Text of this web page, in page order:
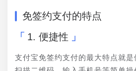
免签约支付的特点
1. 便捷性
支付宝免签约支付的最大特点就